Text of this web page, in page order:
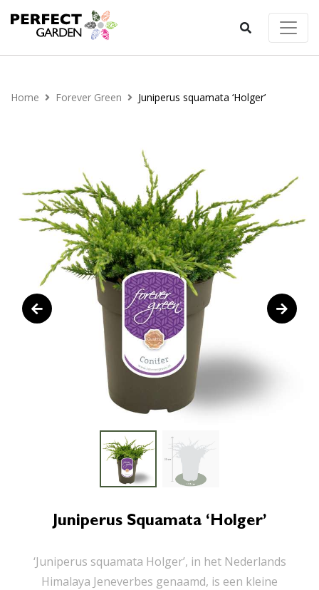
Home Forever Green Juniperus squamata ‘Holger’
Juniperus Squamata ‘Holger’
‘Juniperus squamata Holger’, in het Nederlands
Himalaya Jeneverbes genaamd, is een kleine